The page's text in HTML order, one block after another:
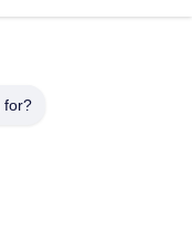
de Baterías de Litio,
for?